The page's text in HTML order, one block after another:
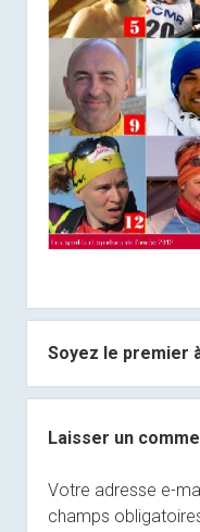
Soyez le premier
Laisser un
Votre adresse e-
champs